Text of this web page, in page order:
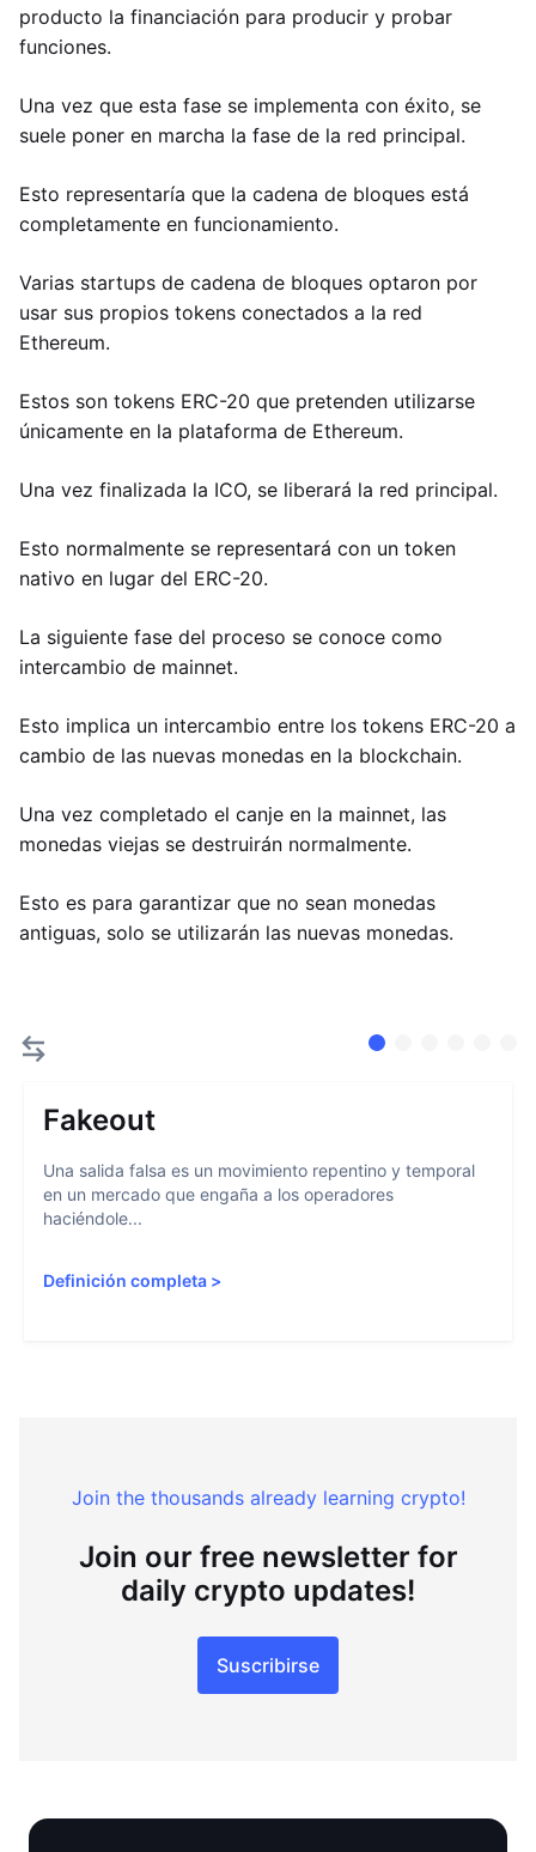
producto la financiación para producir y probar
funciones.
Una vez que esta fase se implementa con éxito, se
suele poner en marcha la fase de la red principal.
Esto representaría que la cadena de bloques está
completamente en funcionamiento.
Varias startups de cadena de bloques optaron por
usar sus propios tokens conectados a la red
Ethereum.
Estos son tokens ERC-20 que pretenden utilizarse
únicamente en la plataforma de Ethereum.
Una vez finalizada la ICO, se liberará la red principal.
Esto normalmente se representará con un token
nativo en lugar del ERC-20.
La siguiente fase del proceso se conoce como
intercambio de mainnet.
Esto implica un intercambio entre los tokens ERC-20 a
cambio de las nuevas monedas en la blockchain.
Una vez completado el canje en la mainnet, las
monedas viejas se destruirán normalmente.
Esto es para garantizar que no sean monedas
antiguas, solo se utilizarán las nuevas monedas.
Fakeout
Una salida falsa es un movimiento repentino y temporal
en un mercado que engaña a los operadores
haciéndole...
Definición completa >
Join the thousands already learning crypto!
Join our free newsletter for
daily crypto updates!
Suscribirse